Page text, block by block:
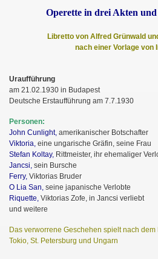
Operette in drei Akten
Libretto von Alfred Grünwald
nach einer Vorlage von
Uraufführung
am 21.02.1930 in Budapest
Deutsche Erstaufführung am 7.7.1930
Personen:
John Cunlight, amerikanischer Botschafter
Viktoria, eine ungarische Gräfin, seine Frau
Stefan Koltay, Rittmeister, ihr ehemaliger
Jancsi, sein Bursche
Ferry, Viktorias Bruder
O Lia San, seine japanische Verlobte
Riquette, Viktorias Zofe, in Jancsi verliebt
und weitere
Das verworrene Geschehen spielt nach
Tokio, St. Petersburg und Ungarn